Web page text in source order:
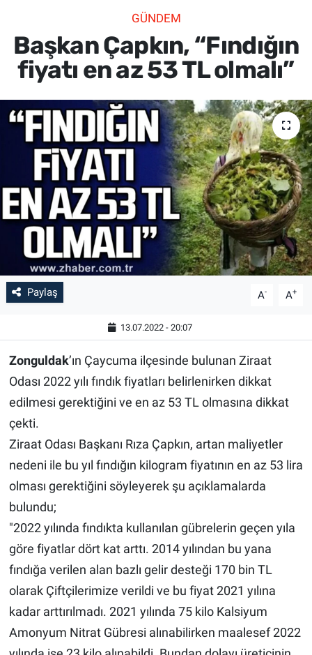
GÜNDEM
Başkan Çapkın, “Fındığın
fiyatı en az 53 TL olmalı”
Paylaş A- A+
13.07.2022 - 20:07
Zonguldak’ın Çaycuma ilçesinde bulunan Ziraat
Odası 2022 yılı fındık fiyatları belirlenirken dikkat
edilmesi gerektiğini ve en az 53 TL olmasına dikkat
çekti.
Ziraat Odası Başkanı Rıza Çapkın, artan maliyetler
nedeni ile bu yıl fındığın kilogram fiyatının en az 53 lira
olması gerektiğini söyleyerek şu açıklamalarda
bulundu;
"2022 yılında fındıkta kullanılan gübrelerin geçen yıla
göre fiyatlar dört kat arttı. 2014 yılından bu yana
fındığa verilen alan bazlı gelir desteği 170 bin TL
olarak Çiftçilerimize verildi ve bu fiyat 2021 yılına
kadar arttırılmadı. 2021 yılında 75 kilo Kalsiyum
Amonyum Nitrat Gübresi alınabilirken maalesef 2022
SPOR
SAĞLIK